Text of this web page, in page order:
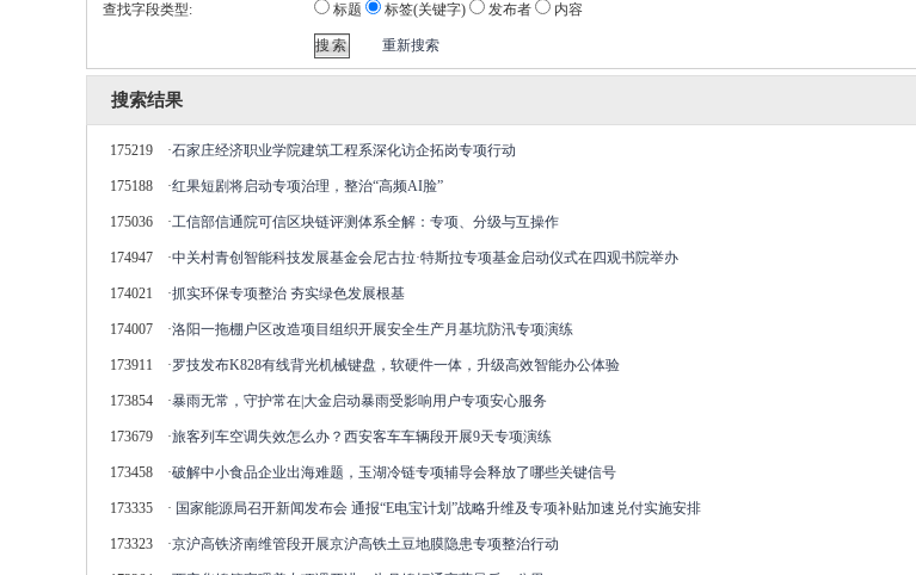
查找字段类型: 标题 标签(关键字) 发布者 内容
重新搜索
搜索结果
175219 ·石家庄经济职业学院建筑工程系深化访企拓岗专项行动
175188 ·红果短剧将启动专项治理，整治“高频AI脸”
175036 ·工信部信通院可信区块链评测体系全解：专项、分级与互操作
174947 ·中关村青创智能科技发展基金会尼古拉·特斯拉专项基金启动仪式在四观书院举办
174021 ·抓实环保专项整治 夯实绿色发展根基
174007 ·洛阳一拖棚户区改造项目组织开展安全生产月基坑防汛专项演练
173911 ·罗技发布K828有线背光机械键盘，软硬件一体，升级高效智能办公体验
173854 ·暴雨无常，守护常在|大金启动暴雨受影响用户专项安心服务
173679 ·旅客列车空调失效怎么办？西安客车车辆段开展9天专项演练
173458 ·破解中小食品企业出海难题，玉湖冷链专项辅导会释放了哪些关键信号
173335 · 国家能源局召开新闻发布会 通报“E电宝计划”战略升维及专项补贴加速兑付实施安排
173323 ·京沪高铁济南维管段开展京沪高铁土豆地膜隐患专项整治行动